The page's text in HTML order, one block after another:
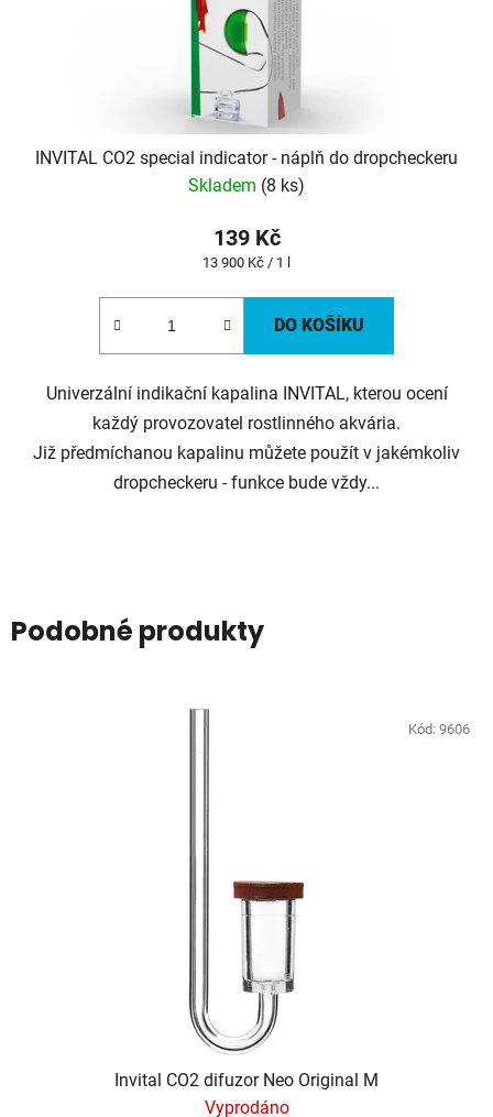
INVITAL CO2 special indicator - náplň do dropcheckeru
Skladem (8 ks)
139 Kč
Měrná
13 900 Kč / 1 l
DO KOŠÍKU
Univerzální indikační kapalina INVITAL, kterou ocení
každý provozovatel rostlinného akvária.
Již předmíchanou kapalinu můžete použít v jakémkoliv
dropcheckeru - funkce bude vždy...
Podobné produkty
Invital CO2 difuzor Neo Original M
Vyprodáno
Kód: 9606